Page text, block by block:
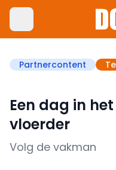
Partnercontent
Een dag in
vloerder
Volg de vakman